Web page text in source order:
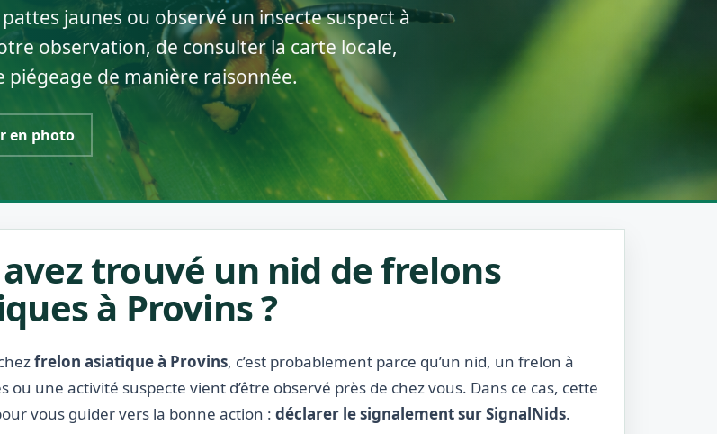
jaunes ou observé un insecte suspect à
observation, de consulter la carte locale,
de manière raisonnée.
en photo
trouvé un nid de frelons
à Provins ?
frelon asiatique à Provins, c’est probablement parce qu’un nid, un frelon à
ou une activité suspecte vient d’être observé près de chez vous. Dans ce cas, cette
vous guider vers la bonne action : déclarer le signalement sur SignalNids.